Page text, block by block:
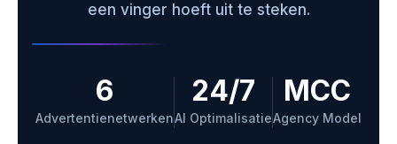
een vinger hoeft uit te steken.
6
Advertentienetwerken
24/7
AI Optimalisatie
MCC
Agency Model